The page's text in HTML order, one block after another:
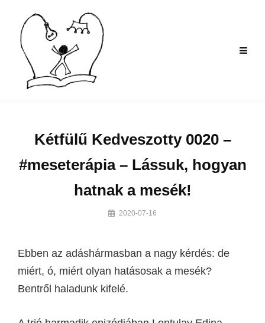
content
Kétfülű Kedveszotty 0020 –
#meseterápia – Lássuk, hogyan
hatnak a mesék!
By 2020-07-16
Ebben az adáshármasban a nagy kérdés: de
miért, ó, miért olyan hatásosak a mesék?
Bentről haladunk kifelé.